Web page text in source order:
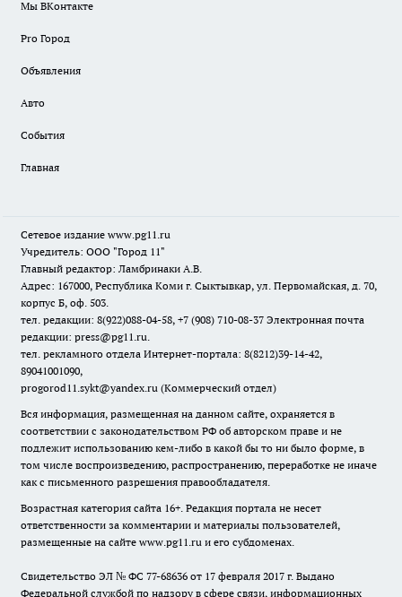
Мы ВКонтакте
Pro Город
Объявления
Авто
События
Главная
Сетевое издание www.pg11.ru
Учредитель: ООО "Город 11"
Главный редактор: Ламбринаки А.В.
Адрес: 167000, Республика Коми г. Сыктывкар, ул. Первомайская, д. 70,
корпус Б, оф. 503.
тел. редакции: 8(922)088-04-58, +7 (908) 710-08-37 Электронная почта
редакции: press@pg11.ru.
тел. рекламного отдела Интернет-портала: 8(8212)39-14-42,
89041001090,
progorod11.sykt@yandex.ru (Коммерческий отдел)
Вся информация, размещенная на данном сайте, охраняется в
соответствии с законодательством РФ об авторском праве и не
подлежит использованию кем-либо в какой бы то ни было форме, в
том числе воспроизведению, распространению, переработке не иначе
как с письменного разрешения правообладателя.
Возрастная категория сайта 16+. Редакция портала не несет
ответственности за комментарии и материалы пользователей,
размещенные на сайте www.pg11.ru и его субдоменах.
Свидетельство ЭЛ № ФС 77-68636 от 17 февраля 2017 г. Выдано
Федеральной службой по надзору в сфере связи, информационных